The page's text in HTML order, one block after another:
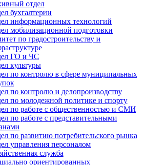
отдел
бухгалтерии
информационных технологий
мобилизационной подготовки
по градостроительству и
ГО и ЧС
культуры
по контролю в сфере муниципальных
по контролю и делопроизводству
по молодежной политике и спорту
по работе с общественностью и СМИ
по работе с представительными
по развитию потребительского рынка
управления персоналом
служба
ориентированных